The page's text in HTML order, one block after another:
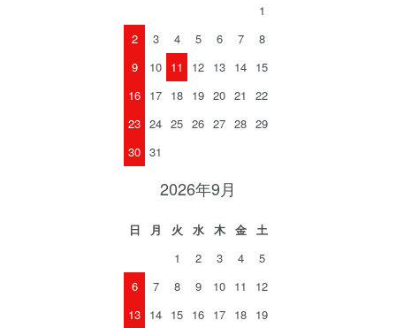
1
2
3 4 5 6 7
8
9
10 11 12 13 14 15
16 17 18 19 20 21
22
23 24 25 26 27 28 29
30 31
2026年9月
日 月 火 水 木 金
土
1
2 3 4
5
6
7 8 9 10 11
12
13 14 15 16 17 18 19